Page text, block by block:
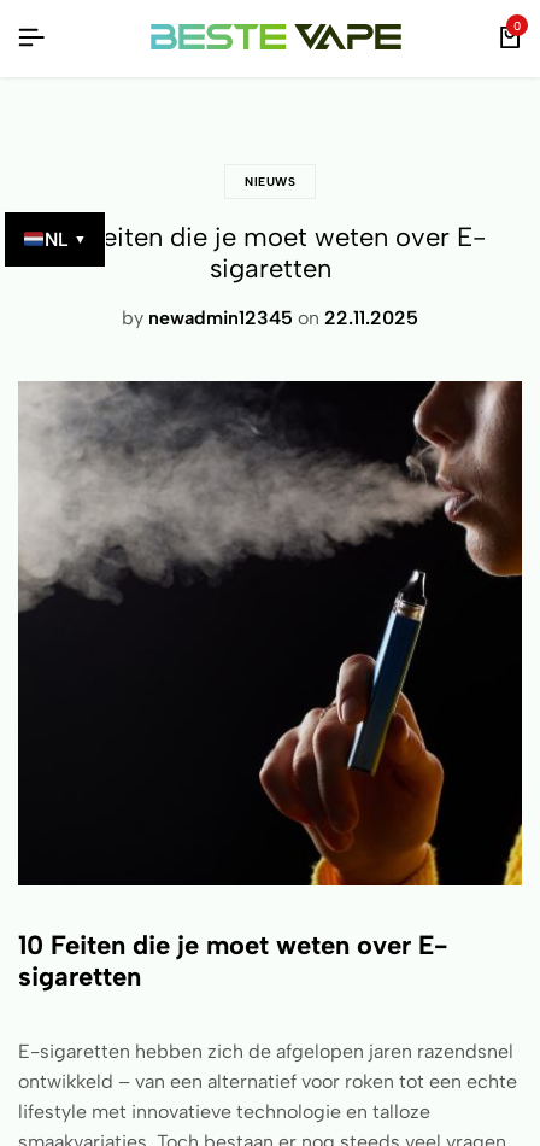
NL ▼
– VERIFIEERBAAR MET QR-CODE!
– VERIFIEERBAAR MET QR-CODE!
– VERIFIEERBAAR MET QR-CODE! 0
NIEUWS
10 Feiten die je moet weten over E-
sigaretten
by newadmin12345 on 22.11.2025
10 Feiten die je moet weten over E-
sigaretten
E-sigaretten hebben zich de afgelopen jaren razendsnel
ontwikkeld – van een alternatief voor roken tot een echte
lifestyle met innovatieve technologie en talloze